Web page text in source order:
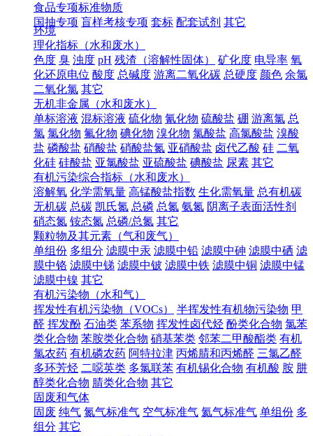
食品专项标准物质
国抽专项 盲样考核专项 套标 配套试剂 其它
环境
理化指标（水和废水）
色度 臭 浊度 pH 残渣（溶解性固体） 矿化度 电导率 氧
化还原电位 酸度 总碱度 游离二氧化碳 总硬度 颜色 余氯
二氧化氯 其它
无机非金属（水和废水）
单标溶液 混标溶液 硫化物 氰化物 硫酸盐 硼 游离氯 总
氯 氯化物 氟化物 碘化物 溴化物 氯酸盐 高氯酸盐 溴酸
盐 磷酸盐 硝酸盐 硝酸盐氮 亚硝酸盐 卤代乙酸 硅 二氧
化硅 硅酸盐 亚氯酸盐 亚硫酸盐 碘酸盐 尿素 其它
有机污染综合指标（水和废水）
溶解氧 化学需氧量 高锰酸盐指数 生化需氧量 总有机碳
无机碳 总碳 凯氏氮 总磷 总氮 氨氮 阴离子表面活性剂
硝态氮 铵态氮 总磷/总氮 其它
颗粒物及其元素（气和废气）
单组份 多组分 滤膜中汞 滤膜中铅 滤膜中砷 滤膜中硒 滤
膜中铬 滤膜中锑 滤膜中铍 滤膜中铁 滤膜中铜 滤膜中锰
滤膜中镍 其它
有机污染物（水和气）
挥发性有机污染物（VOCs）
半挥发性有机物污染物 甲
醛 挥发酚 石油类 苯系物 挥发性卤代烃 酚类化合物 氯苯
类化合物 苯胺类化合物 硝基苯类 邻苯二甲酸酯类 有机
氯农药 有机磷农药 阿特拉津 丙烯腈和丙烯醛 三氯乙醛
多环芳烃 二噁英类 多氯联苯 有机锡化合物 有机酸 胺 肼
醇类化合物 腈类化合物 其它
固废和气体
固废 纯气 氮气标准气 空气标准气 氦气标准气 单组份 多
组分 其它